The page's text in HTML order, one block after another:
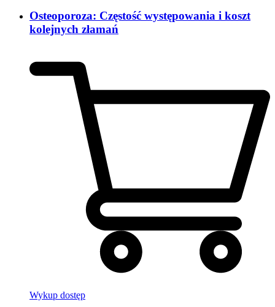
Osteoporoza: Częstość występowania i koszt
kolejnych złamań
Wykup dostęp